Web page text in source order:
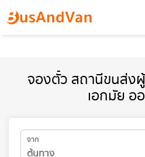
จองตั๋ว สถานีขนส่ง
เอกมัย อ
จาก